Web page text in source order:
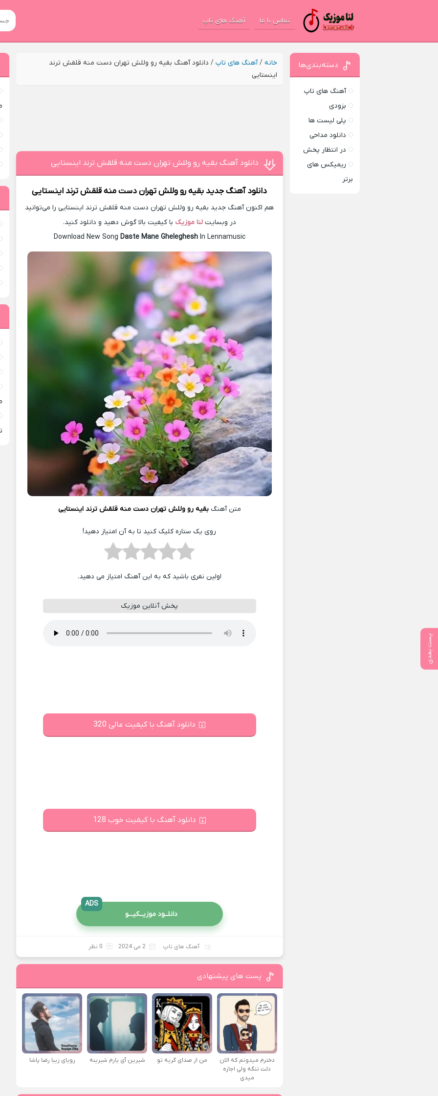
تماس با ما آهنگ های تاپ
خانه /آهنگ های تاپ / دانلود آهنگ بقیه رو وللش تهران دست منه قلقش ترند
اینستایی
پست بعدی
دانلود آهنگ بقیه رو وللش تهران دست منه قلقش ترند اینستایی
دانلود آهنگ جدید بقیه رو وللش تهران دست منه قلقش ترند اینستایی
هم اکنون آهنگ جدید بقیه رو وللش تهران دست منه قلقش ترند اینستایی را می‌توانید
در وبسایتلنا موزیک با کیفیت بالا گوش دهید و دانلود کنید.
Download New Song Daste Mane GhelegheshIn Lennamusic
متن آهنگبقیه رو وللش تهران دست منه قلقش ترند اینستایی
روی یک ستاره کلیک کنید تا به آن امتیاز دهید!
اولین نفری باشید که به این آهنگ امتیاز می دهید.
پخش آنلاین موزیک
دانلود آهنگ با کیفیت عالی 320
دانلود آهنگ با کیفیت خوب 128
دانلــود موزیــکیـــو
ADS
آهنگ های تاپ 2 می 2024 0 نظر
پست های پیشنهادی
دخترم میدونم که الان
دلت تنگه ولی اجازه
میدی
من از صدای گريه تو شیرین آی یارم شیرینه رویای زیبا رضا پاشا
دسته‌بندی‌ها
آهنگ های تاپ
بزودی
پلی لیست ها
دانلود مداحی
در انتظار پخش
ریمیکس های
برتر